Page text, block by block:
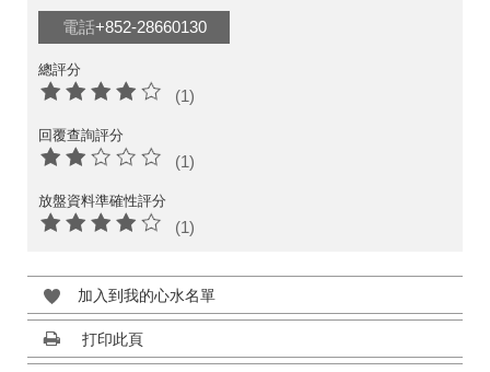
電話+852-28660130
總評分
(1)
回覆查詢評分
(1)
放盤資料準確性評分
(1)
加入到我的心水名單
打印此頁